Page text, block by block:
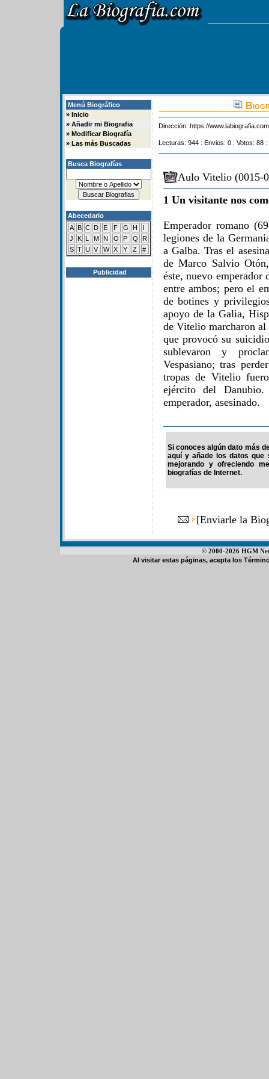
Menú Biográfico
» Inicio
» Añadir mi Biografia
» Modificar Biografía
» Las más Buscadas
Busca Biografías
Abecedario
A B C D E F G H
I
J
K L M N O P Q
R
S T U V W X Y Z #
Publicidad
Dirección: https://
Lecturas: 944 : Envios: 0 : Votos: 88
Aulo Vitelio (0015-
1 Un visitante nos
Emperador romano
legiones de la
a Galba. Tras el
de Marco Salvio
éste, nuevo emperador
entre ambos; pero el
de botines y
apoyo de la Galia,
de Vitelio marcharon
que provocó su
sublevaron y
Vespasiano; tras
tropas de Vitelio
ejército del
emperador, asesinado.
Si conoces algún dato más
aquí y añade los datos que
mejorando y ofreciendo
biografías de Internet.
[Enviarle la
© 2000-2026 HGM
Al visitar estas páginas, acepta los